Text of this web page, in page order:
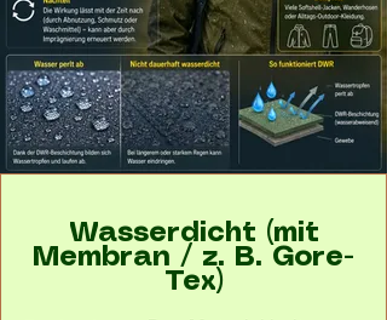
Wasserdicht (mit
Membran / z. B. Gore-
Tex)